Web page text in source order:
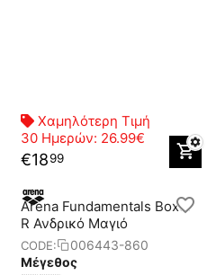
Χαμηλότερη Τιμή
30 Ημερών: 26.99€
€1899
Arena Fundamentals Boxer
R Ανδρικό Μαγιό
CODE:
006443-860
Μέγεθος